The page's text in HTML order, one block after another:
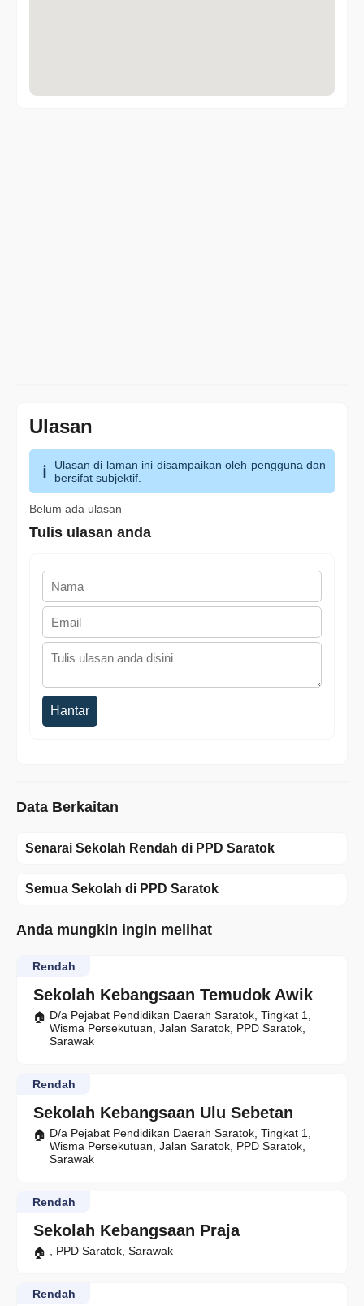
Ulasan
Ulasan di laman ini disampaikan oleh pengguna dan
bersifat subjektif.
Belum ada ulasan
Tulis ulasan anda
Hantar
Data Berkaitan
Senarai Sekolah Rendah di PPD Saratok
Semua Sekolah di PPD Saratok
Anda mungkin ingin melihat
Sekolah Kebangsaan Temudok Awik
Rendah
D/a Pejabat Pendidikan Daerah Saratok, Tingkat 1,
Wisma Persekutuan, Jalan Saratok, PPD Saratok,
Sarawak
Sekolah Kebangsaan Ulu Sebetan
Rendah
D/a Pejabat Pendidikan Daerah Saratok, Tingkat 1,
Wisma Persekutuan, Jalan Saratok, PPD Saratok,
Sarawak
Sekolah Kebangsaan Praja
Rendah
, PPD Saratok, Sarawak
Rendah